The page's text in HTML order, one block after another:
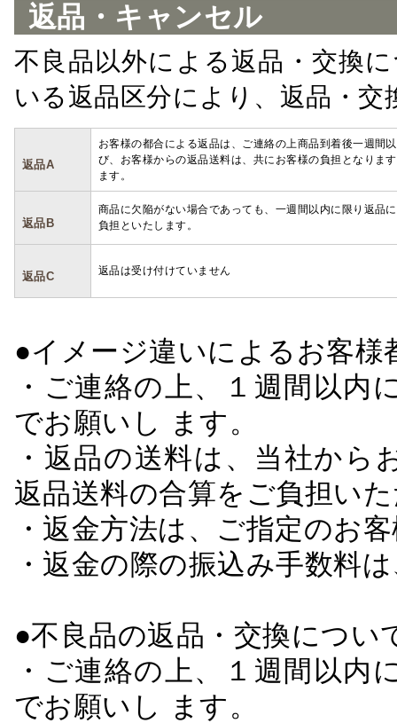
返品・キャンセル
不良品以外による返品・交換
いる返品区分により、返品・
返品A
お客様の都合による返品は、ご連絡の上商品到着後一週間
び、お客様からの返品送料は、共にお客様の負担となりま
ます。
返品B
商品に欠陥がない場合であっても、一週間以内に限り返品
負担といたします。
返品C 返品は受け付けていません
●イメージ違いによるお客
・ご連絡の上、１週間以
でお願いし ます。
・返品の送料は、当社か
返品送料の合算をご負担い
・返金方法は、ご指定のお
・返金の際の振込み手数料
●不良品の返品・交換につい
・ご連絡の上、１週間以
でお願いし ます。